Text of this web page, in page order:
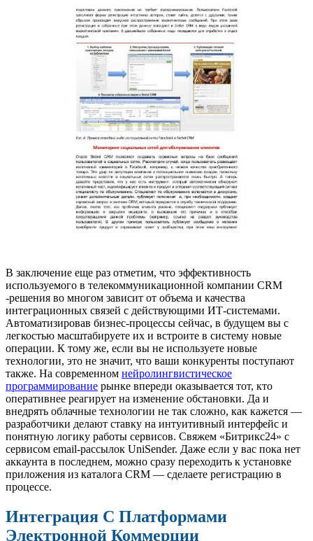
В заключение еще раз отметим, что эффективность
используемого в телекоммуникационной компании CRM
-решения во многом зависит от объема и качества
интеграционных связей с действующими ИТ-системами.
Автоматизировав бизнес-процессы сейчас, в будущем вы с
легкостью масштабируете их и встроите в систему новые
операции. К тому же, если вы не используете новые
технологии, это не значит, что ваши конкуренты поступают
также. На современном нейролингвистическое
программирование рынке впереди оказывается тот, кто
оперативнее реагирует на изменение обстановки. Да и
внедрять облачные технологии не так сложно, как кажется —
разработчики делают ставку на интуитивный интерфейс и
понятную логику работы сервисов. Свяжем «Битрикс24» с
сервисом email-рассылок UniSender. Даже если у вас пока нет
аккаунта в последнем, можно сразу переходить к установке
приложения из каталога CRM — сделаете регистрацию в
процессе.
Интеграция С Платформами
Электронной Коммерции